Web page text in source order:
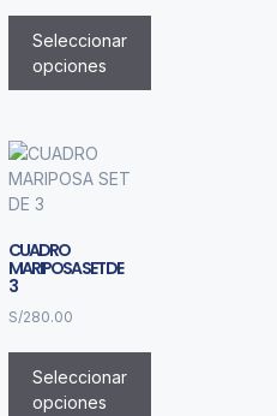
Seleccionar
opciones
CUADRO
MARIPOSA SET DE
3
S/280.00
Seleccionar
opciones